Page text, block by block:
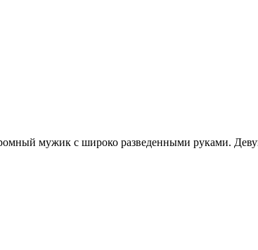
мужик с шиpоко pазведенными pуками.